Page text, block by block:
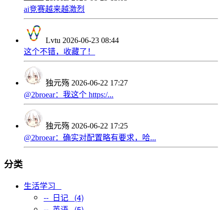
ai竞赛越来越激烈
Lvtu 2026-06-23 08:44
这个不错，收藏了！
独元殇 2026-06-22 17:27
@2broear：我这个 https:/...
独元殇 2026-06-22 17:25
@2broear：确实对配置略有要求，哈...
分类
生活学习
-- 日记 (4)